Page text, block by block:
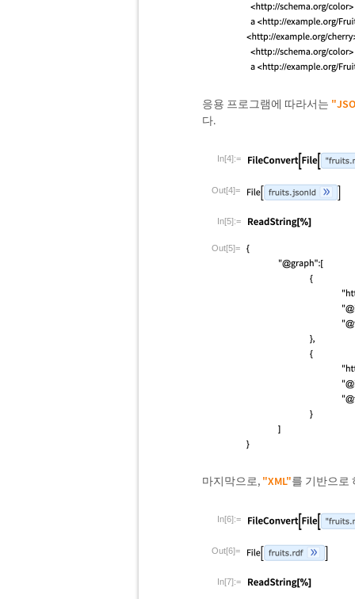
응용 프로그램에 따라서는
다.
In[4]:=
Out[4]=
In[5]:=
Out[5]=
마지막으로, "XML"를 기반으로
In[6]:=
Out[6]=
In[7]:=